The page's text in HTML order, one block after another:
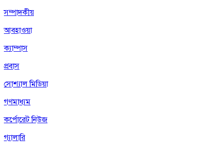
সম্পাদকীয়
আবহাওয়া
ক্যাম্পাস
প্রবাস
সোশ্যাল মিডিয়া
গণমাধ্যম
কর্পোরেট নিউজ
গ্যালারি